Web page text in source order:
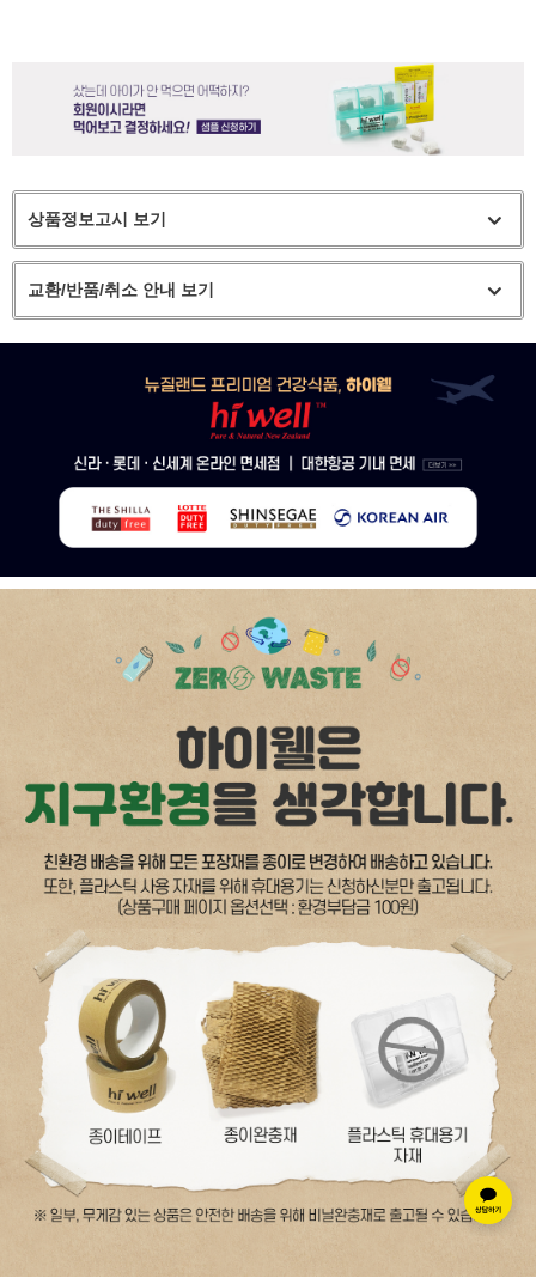
상품정보고시 보기
교환/반품/취소 안내 보기